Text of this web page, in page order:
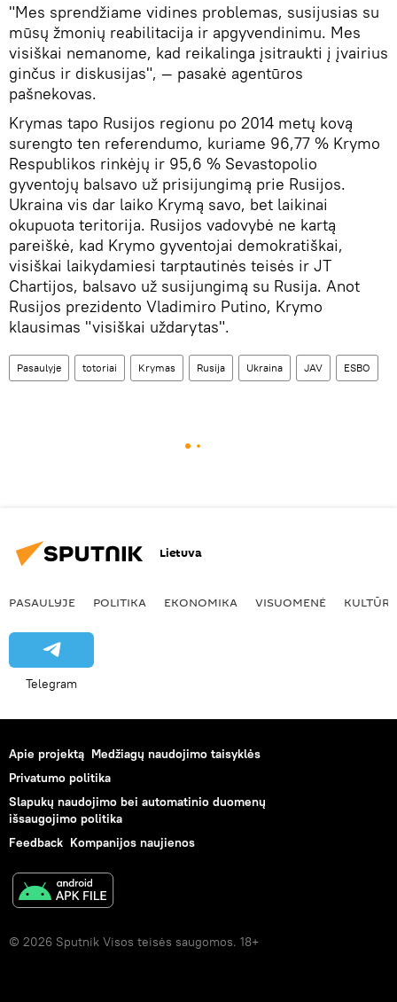
"Mes sprendžiame vidines problemas, susijusias su
mūsų žmonių reabilitacija ir apgyvendinimu. Mes
visiškai nemanome, kad reikalinga įsitraukti į įvairius
ginčus ir diskusijas", — pasakė agentūros
pašnekovas.
Krymas tapo Rusijos regionu po 2014 metų kovą
surengto ten referendumo, kuriame 96,77 % Krymo
Respublikos rinkėjų ir 95,6 % Sevastopolio
gyventojų balsavo už prisijungimą prie Rusijos.
Ukraina vis dar laiko Krymą savo, bet laikinai
okupuota teritorija. Rusijos vadovybė ne kartą
pareiškė, kad Krymo gyventojai demokratiškai,
visiškai laikydamiesi tarptautinės teisės ir JT
Chartijos, balsavo už susijungimą su Rusija. Anot
Rusijos prezidento Vladimiro Putino, Krymo
klausimas "visiškai uždarytas".
Pasaulyje totoriai Krymas Rusija Ukraina JAV ESBO
Lietuva
PASAULYJE POLITIKA EKONOMIKA VISUOMENĖ KULTŪRA
Telegram
Apie projektą Medžiagų naudojimo taisyklės
Privatumo politika
Slapukų naudojimo bei automatinio duomenų
išsaugojimo politika
Feedback Kompanijos naujienos
© 2026 Sputnik Visos teisės saugomos. 18+